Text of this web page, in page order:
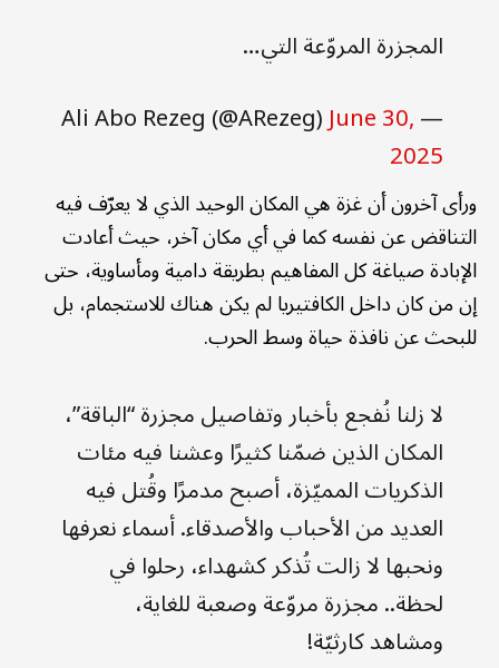
المجزرة المروّعة التي…
— Ali Abo Rezeg (@ARezeg)
June 30,
2025
ورأى آخرون أن غزة هي المكان الوحيد الذي لا يعرّف فيه
التناقض عن نفسه كما في أي مكان آخر، حيث أعادت
الإبادة صياغة كل المفاهيم بطريقة دامية ومأساوية، حتى
إن من كان داخل الكافتيريا لم يكن هناك للاستجمام، بل
للبحث عن نافذة حياة وسط الحرب.
لا زلنا نُفجع بأخبار وتفاصيل مجزرة “الباقة”،
المكان الذين ضمّنا كثيرًا وعشنا فيه مئات
الذكريات المميّزة، أصبح مدمرًا وقُتل فيه
العديد من الأحباب والأصدقاء. أسماء نعرفها
ونحبها لا زالت تُذكر كشهداء، رحلوا في
لحظة.. مجزرة مروّعة وصعبة للغاية،
ومشاهد كارثيّة!